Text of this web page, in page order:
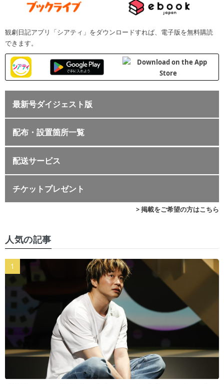
観劇日記アプリ「シアティ」をダウンロードすれば、電子版を無料購読
できます。
最新号ダイジェスト版
配布・設置箇所一覧
配送サービス
チケットプレゼント
> 掲載をご希望の方はこちら
人気の記事